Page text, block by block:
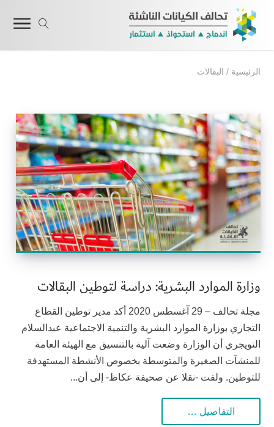
الرئيسية / البقالات
وزارة الموارد البشرية: دراسة لتوطين البقالات
مجلة تحالف – 29 آغسطس 2020 أكد مدير توطين القطاع
التجاري بوزارة الموارد البشرية والتنمية الاجتماعية عبدالسلام
التويجري أن الوزارة وضعت آلية بالتنسيق مع الهيئة العامة
للمنشآت الصغيرة والمتوسطة بخصوص الأنشطة المستهدفة
للتوطين. ولفت -نقلا عن صحيفة عكاظ- إلى أن...
التفاصيل …